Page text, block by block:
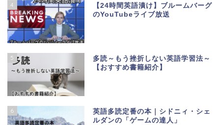
4
【24時間英語漬け】ブルームバーグ
のYouTubeライブ放送
5
多読～もう挫折しない英語学習法～
【おすすめ書籍紹介】
6
英語多読定番の本｜シドニィ・シェ
ルダンの「ゲームの達人」